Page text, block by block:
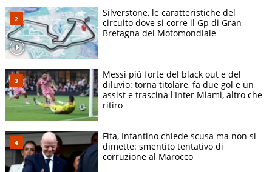
Silverstone, le caratteristiche del
circuito dove si corre il Gp di Gran
Bretagna del Motomondiale
Messi più forte del black out e del
diluvio: torna titolare, fa due gol e un
assist e trascina l'Inter Miami, altro che
ritiro
Fifa, Infantino chiede scusa ma non si
dimette: smentito tentativo di
corruzione al Marocco